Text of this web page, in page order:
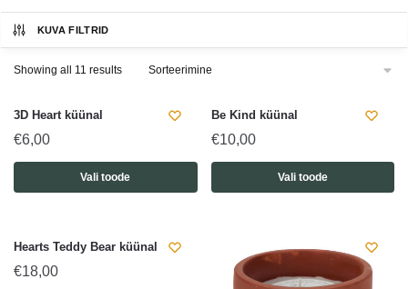
KUVA FILTRID
Showing all 11 results
3D Heart küünal
€6,00
Vali toode
Be Kind küünal
€10,00
Vali toode
Hearts Teddy Bear küünal
€18,00